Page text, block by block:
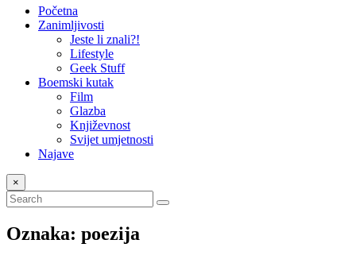
Početna
Zanimljivosti
Jeste li znali?!
Lifestyle
Geek Stuff
Boemski kutak
Film
Glazba
Književnost
Svijet umjetnosti
Najave
×
Oznaka: poezija